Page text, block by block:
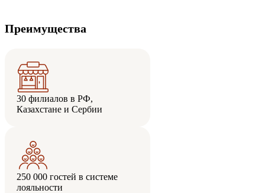
Преимущества
30 филиалов в РФ,
Казахстане и Сербии
250 000 гостей в системе
лояльности